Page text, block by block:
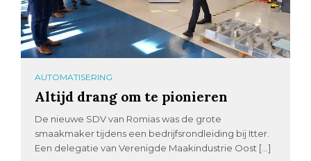
AUTOMATISERING
Altijd drang om te pionieren
De nieuwe SDV van Romias was de grote
smaakmaker tijdens een bedrijfsrondleiding bij Itter.
Een delegatie van Verenigde Maakindustrie Oost […]